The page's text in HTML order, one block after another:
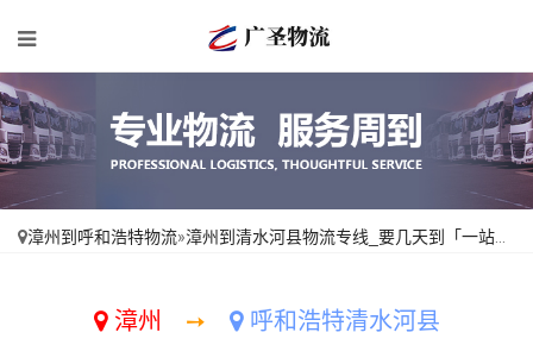
漳州到呼和浩特物流»漳州到清水河县物流专线_要几天到「一站直达」
漳州 ➙ 呼和浩特清水河县